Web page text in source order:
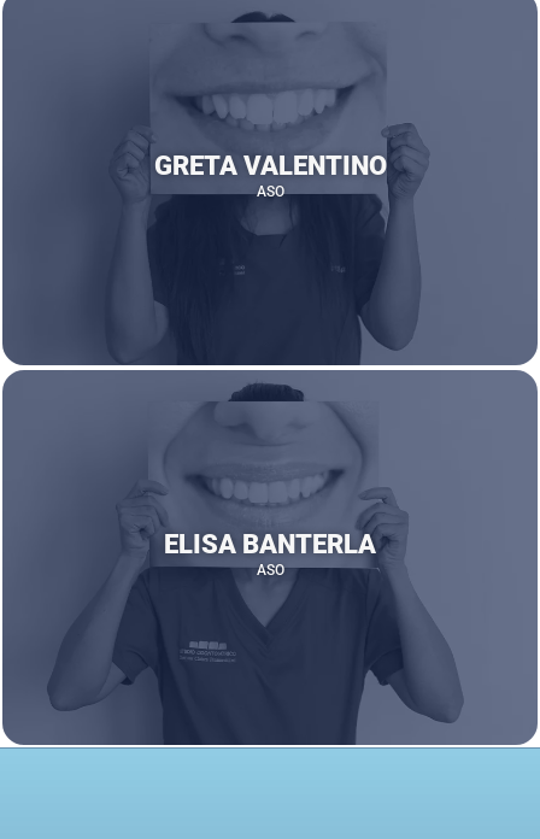
GRETA VALENTINO
ASO
ELISA BANTERLA
ASO